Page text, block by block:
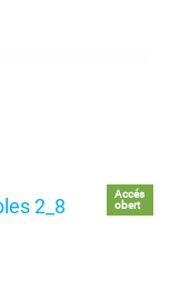
2_8
Accés
obert